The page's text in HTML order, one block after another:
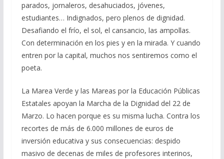
parados, jornaleros, desahuciados, jóvenes,
estudiantes… Indignados, pero plenos de dignidad.
Desafiando el frío, el sol, el cansancio, las ampollas.
Con determinación en los pies y en la mirada. Y cuando
entren por la capital, muchos nos sentiremos como el
poeta.
La Marea Verde y las Mareas por la Educación Públicas
Estatales apoyan la Marcha de la Dignidad del 22 de
Marzo. Lo hacen porque es su misma lucha. Contra los
recortes de más de 6.000 millones de euros de
inversión educativa y sus consecuencias: despido
masivo de decenas de miles de profesores interinos,